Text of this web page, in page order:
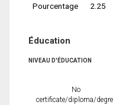
Pourcentage
2.25
Éducation
NIVEAU D'ÉDUCATION
No
certificate/diploma/